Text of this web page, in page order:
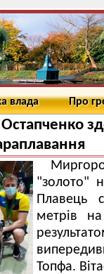
влада Про
"золото"
Плавець
метрів
Топфа.